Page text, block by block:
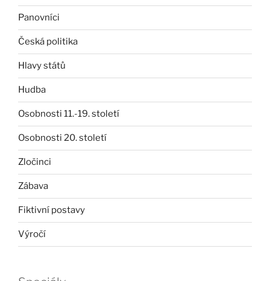
Panovníci
Česká politika
Hlavy států
Hudba
Osobnosti 11.-19. století
Osobnosti 20. století
Zločinci
Zábava
Fiktivní postavy
Výročí